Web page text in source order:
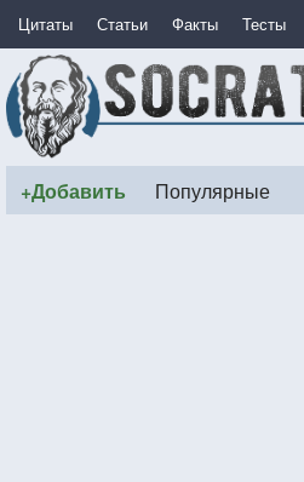
Цитаты Статьи Факты Тесты
+Добавить Популярные